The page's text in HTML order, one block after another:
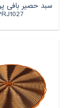
سبد حصیر بافی